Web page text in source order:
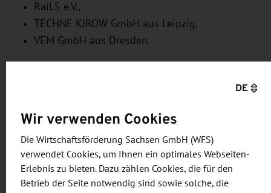
Rail.S e.V.,
TECHNE KIROW GmbH aus Leipzig,
VEM GmbH aus Dresden.
und des -besuchs hatten sächsische Unternehmen
Online-Briefings über die aktuelle Lage in der
polnischen Schienenverkehrsindustrie zu
informieren. Die Marktexperten der AHK Polen
erläuterten in Zusammenarbeit mit der WFS
Geschäftspotenziale und
DE
Wir verwenden Cookies
Die Wirtschaftsförderung Sachsen GmbH (WFS)
verwendet Cookies, um Ihnen ein optimales Webseiten-
Erlebnis zu bieten. Dazu zählen Cookies, die für den
Betrieb der Seite notwendig sind sowie solche, die